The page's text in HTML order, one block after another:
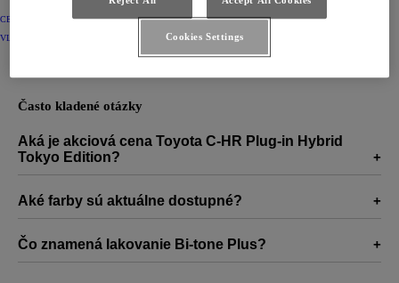
CENNÍK (PDF)
VIAC INFORMÁCIÍ
Často kladené otázky
Aká je akciová cena Toyota C-HR Plug-in Hybrid
Tokyo Edition?
Aké farby sú aktuálne dostupné?
Čo znamená lakovanie Bi-tone Plus?
Cookies Settings